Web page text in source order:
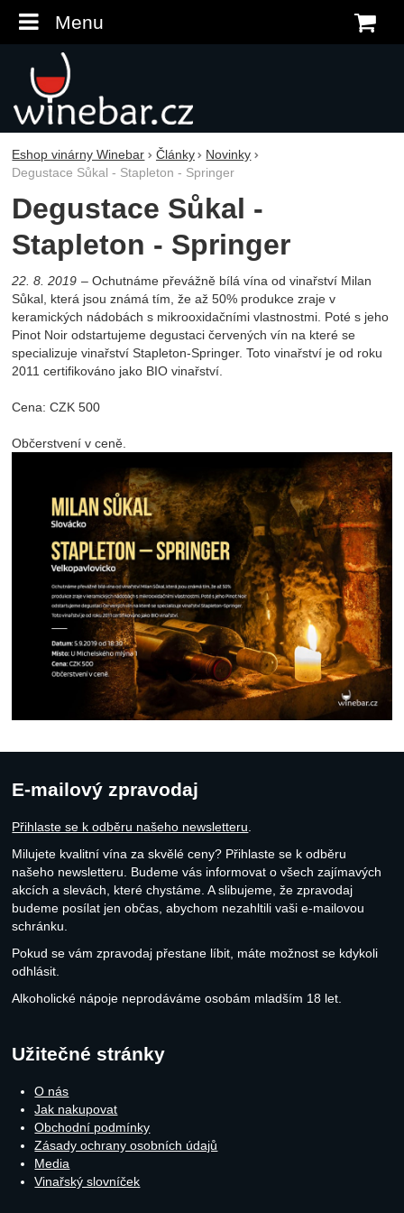
Menu
Eshop vinárny Winebar Články
Novinky
Degustace Sůkal - Stapleton - Springer
Degustace Sůkal -
Stapleton - Springer
22. 8. 2019
Ochutnáme převážně bílá vína od vinařství Milan
Sůkal, která jsou známá tím, že až 50% produkce zraje v
keramických nádobách s mikrooxidačními vlastnostmi. Poté s jeho
Pinot Noir odstartujeme degustaci červených vín na které se
specializuje vinařství Stapleton-Springer. Toto vinařství je od roku
2011 certifikováno jako BIO vinařství.
Cena: CZK 500
Občerstvení v ceně.
E-mailový zpravodaj
Přihlaste se k odběru našeho newsletteru
Milujete kvalitní vína za skvělé ceny? Přihlaste se k odběru
našeho newsletteru. Budeme vás informovat o všech zajímavých
akcích a slevách, které chystáme. A slibujeme, že zpravodaj
budeme posílat jen občas, abychom nezahltili vaši e-mailovou
schránku.
Pokud se vám zpravodaj přestane líbit, máte možnost se kdykoli
odhlásit.
Alkoholické nápoje neprodáváme osobám mladším 18 let.
Užitečné stránky
O nás
Jak nakupovat
Obchodní podmínky
Zásady ochrany osobních údajů
Media
Vinařský slovníček